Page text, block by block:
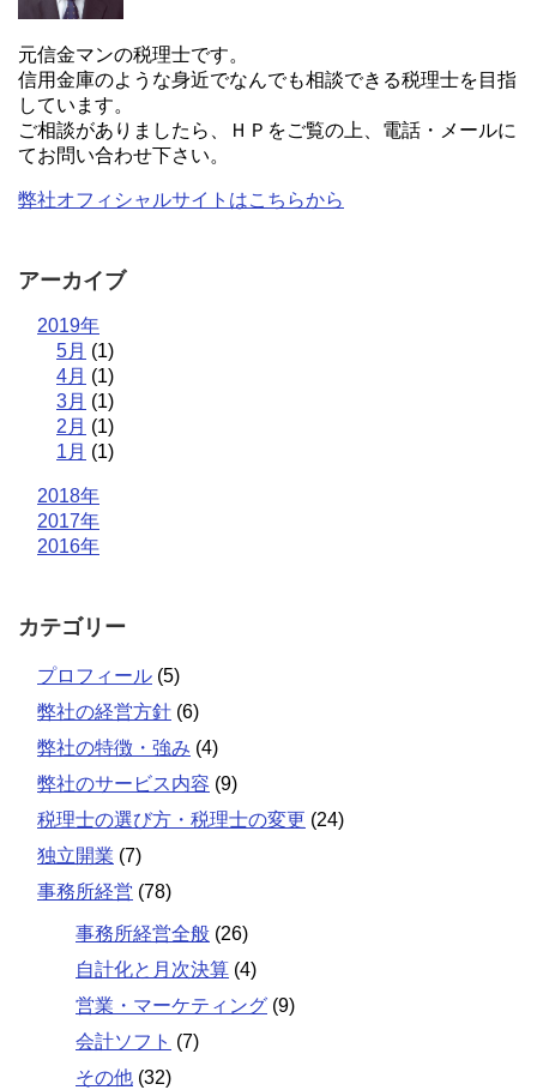
元信金マンの税理士です。
信用金庫のような身近でなんでも相談できる税理士を目指
しています。
ご相談がありましたら、ＨＰをご覧の上、電話・メールに
てお問い合わせ下さい。
弊社オフィシャルサイトはこちらから
アーカイブ
2019年
5月 (1)
4月 (1)
3月 (1)
2月 (1)
1月 (1)
2018年
2017年
2016年
カテゴリー
プロフィール (5)
弊社の経営方針 (6)
弊社の特徴・強み (4)
弊社のサービス内容 (9)
税理士の選び方・税理士の変更 (24)
独立開業 (7)
事務所経営 (78)
事務所経営全般 (26)
自計化と月次決算 (4)
営業・マーケティング (9)
会計ソフト (7)
その他 (32)